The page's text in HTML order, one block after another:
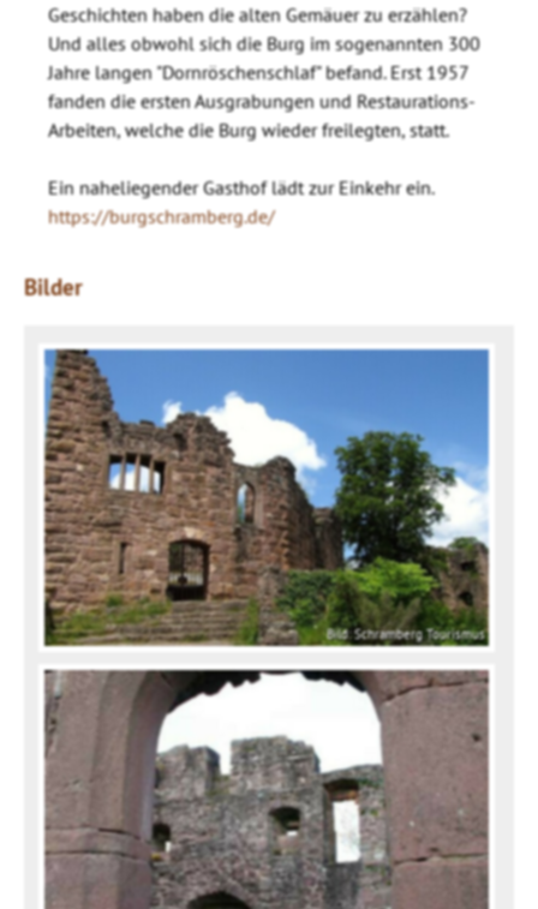
Geschichten haben die alten Gemäuer zu erzählen?
Und alles obwohl sich die Burg im sogenannten 300
Jahre langen "Dornröschenschlaf" befand. Erst 1957
fanden die ersten Ausgrabungen und Restaurations-
Arbeiten, welche die Burg wieder freilegten, statt.
Ein naheliegender Gasthof lädt zur Einkehr ein.
https://burgschramberg.de/
Bilder
Bild: Schramberg Tourismus